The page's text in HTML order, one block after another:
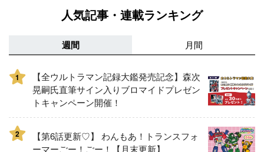
人気記事・連載ランキング
週間 月間
1
【全ウルトラマン記録大鑑発売記念】森次
晃嗣氏直筆サイン入りブロマイドプレゼン
トキャンペーン開催！
2
【第6話更新♡】 わんもあ！トランスフォ
ーマーごー！ごー！【月末更新】